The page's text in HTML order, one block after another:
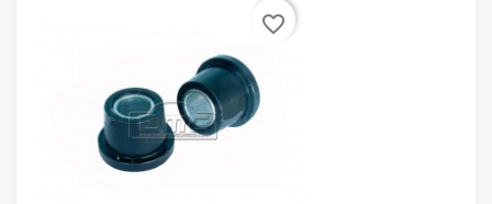
favorite_border